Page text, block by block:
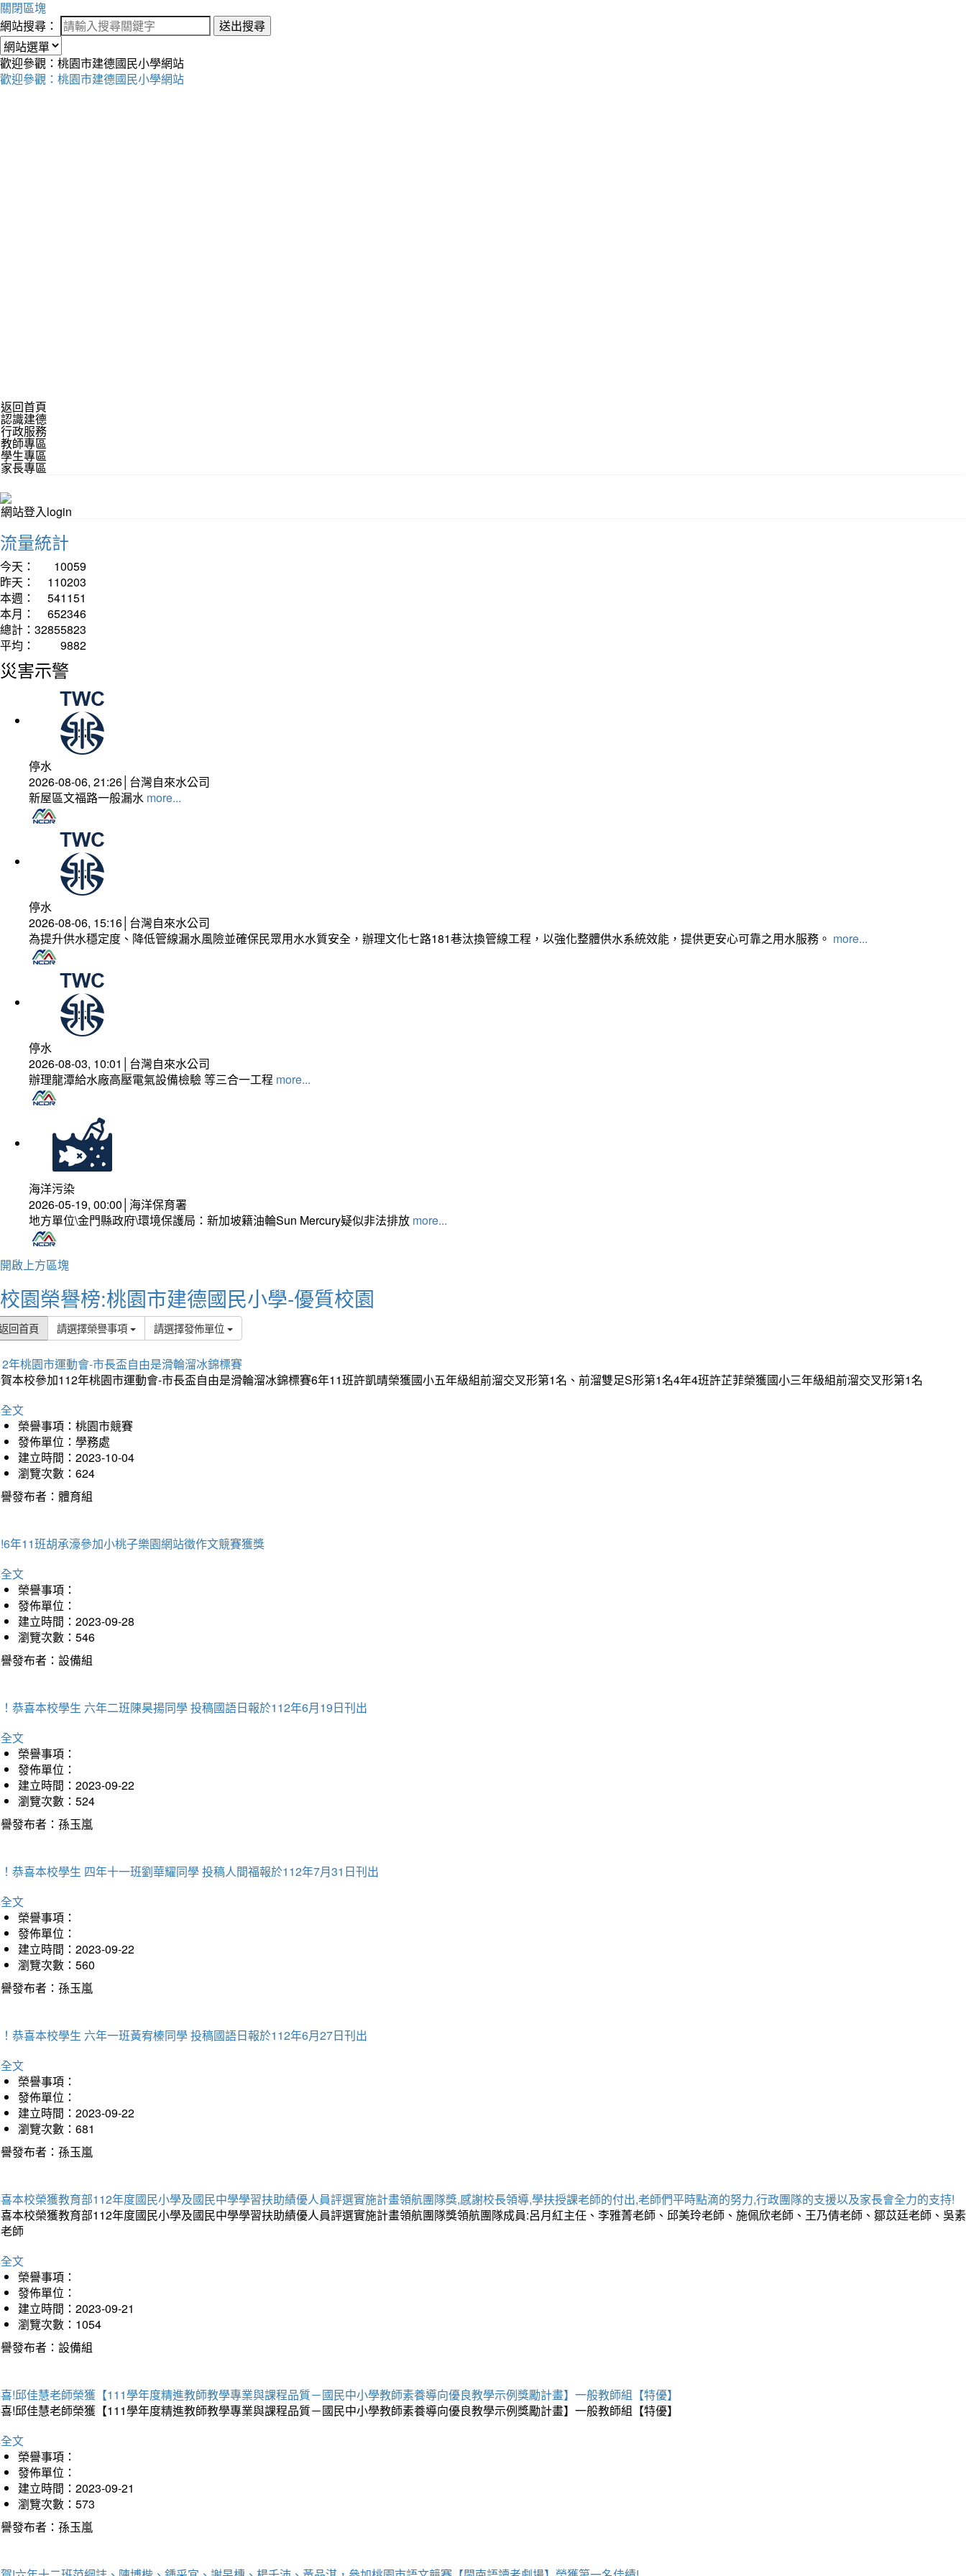
關閉區塊
網站搜尋：
送出搜尋
歡迎參觀：桃園市建德國民小學網站
歡迎參觀：桃園市建德國民小學網站
返回首頁
認識建德
行政服務
教師專區
學生專區
家長專區
網站登入login
流量統計
今天：
10059
昨天：
110203
本週：
541151
本月：
652346
總計： 32855823
平均：
9882
災害示警
停水
2026-08-06, 21:26│台灣自來水公司
新屋區文福路一般漏水 more...
停水
2026-08-06, 15:16│台灣自來水公司
為提升供水穩定度、降低管線漏水風險並確保民眾用水水質安全，辦理文化七路181巷汰換管線工程，以強化整體供水系統效能，提供更安心可靠之用水服務。 more...
停水
2026-08-03, 10:01│台灣自來水公司
辦理龍潭給水廠高壓電氣設備檢驗 等三合一工程 more...
海洋污染
2026-05-19, 00:00│海洋保育署
地方單位\金門縣政府\環境保護局：新加坡籍油輪Sun Mercury疑似非法排放 more...
開啟上方區塊
校園榮譽榜:桃園市建德國民小學-優質校園
回首頁 請選擇榮譽事項 請選擇發佈單位
年桃園市運動會-市長盃自由是滑輪溜冰錦標賽
本校參加112年桃園市運動會-市長盃自由是滑輪溜冰錦標賽6年11班許凱晴榮獲國小五年級組前溜交叉形第1名、前溜雙足S形第1名4年4班許芷菲榮獲國小三年級組前溜交叉形第1名
文
榮譽事項：桃園市競賽
發佈單位：學務處
建立時間：2023-10-04
瀏覽次數：624
發布者：體育組
年11班胡承濠參加小桃子樂園網站徵作文競賽獲獎
文
榮譽事項：
發佈單位：
建立時間：2023-09-28
瀏覽次數：546
發布者：設備組
恭喜本校學生 六年二班陳昊揚同學 投稿國語日報於112年6月19日刊出
文
榮譽事項：
發佈單位：
建立時間：2023-09-22
瀏覽次數：524
發布者：孫玉嵐
恭喜本校學生 四年十一班劉華耀同學 投稿人間福報於112年7月31日刊出
文
榮譽事項：
發佈單位：
建立時間：2023-09-22
瀏覽次數：560
發布者：孫玉嵐
恭喜本校學生 六年一班黃宥榛同學 投稿國語日報於112年6月27日刊出
文
榮譽事項：
發佈單位：
建立時間：2023-09-22
瀏覽次數：681
發布者：孫玉嵐
本校榮獲教育部112年度國民小學及國民中學學習扶助績優人員評選實施計畫領航團隊獎,感謝校長領導,學扶授課老師的付出,老師們平時點滴的努力,行政團隊的支援以及家長會全力的支持!
本校榮獲教育部112年度國民小學及國民中學學習扶助績優人員評選實施計畫領航團隊獎領航團隊成員:呂月紅主任、李雅菁老師、邱美玲老師、施佩欣老師、王乃倩老師、鄒苡廷老師、吳素
師
文
榮譽事項：
發佈單位：
建立時間：2023-09-21
瀏覽次數：1054
發布者：設備組
!邱佳慧老師榮獲【111學年度精進教師教學專業與課程品質－國民中小學教師素養導向優良教學示例獎勵計畫】一般教師組【特優】
!邱佳慧老師榮獲【111學年度精進教師教學專業與課程品質－國民中小學教師素養導向優良教學示例獎勵計畫】一般教師組【特優】
文
榮譽事項：
發佈單位：
建立時間：2023-09-21
瀏覽次數：573
發布者：孫玉嵐